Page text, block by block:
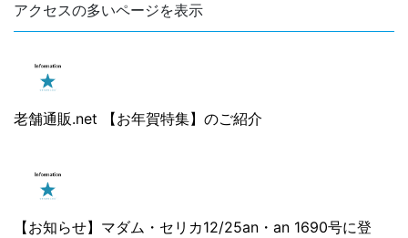
アクセスの多いページを表示
老舗通販.net 【お年賀特集】のご紹介
【お知らせ】マダム・セリカ12/25an・an 1690号に登